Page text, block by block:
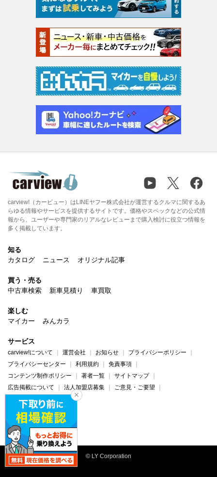
carview!（カービュー）はLINEヤフー株式会社が運営するクルマに関するあ
らゆる情報やサービスを提供するサイトです。価格やスペックなどの公式情
報から、ユーザーや専門家のリアルなレビューまで購入検討に役立つ情報を
多く掲載しています。
知る
カタログ
ニュース オリジナル記事
買う・売る
中古車検索
新車見積り 車買取
楽しむ
マイカー
みんカラ
サービス
carview!について 運営会社 お知らせ
プライバシーポリシー
プライバシーセンター
利用規約
免責事項
コンテンツ制作ポリシー
著者一覧
サイトマップ
広告掲載について
法人加盟店募集
ご意見・ご要望
ヘルプ・お問い合わせ
carview! Yahoo! JAPAN
© LY Corporation